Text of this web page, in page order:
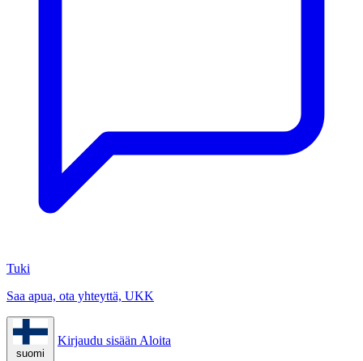
Tuki
Saa apua, ota yhteyttä, UKK
suomi
Kirjaudu sisään Aloita